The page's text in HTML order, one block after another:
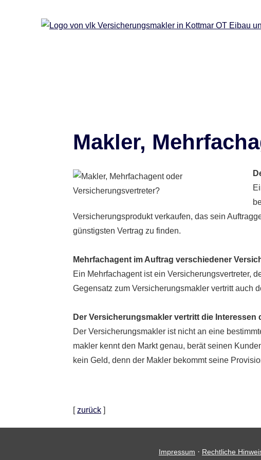
Makler,
Versicherungsprodukt verkaufen, das sein
günstigsten Vertrag zu finden.
Mehrfachagent im Auftrag verschiedener
Ein Mehrfachagent ist ein Versicherungsvertreter,
Gegensatz zum Ver­sicherungs­makler vertritt auch
Der Ver­sicherungs­makler vertritt die Interessen
Der Ver­sicherungs­makler ist nicht an eine
makler kennt den Markt genau, berät seinen
kein Geld, denn der Makler bekommt seine
[zurück ]
Impressum · Rechtliche